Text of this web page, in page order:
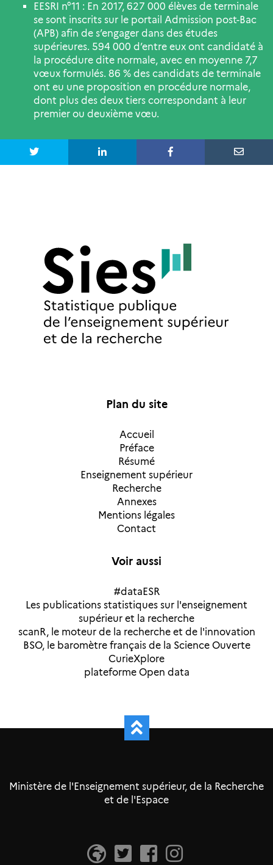
EESRI n°11 : En 2017, 627 000 élèves de terminale
se sont inscrits sur le portail Admission post-Bac
(APB) afin de s’engager dans des études
supérieures. 594 000 d’entre eux ont candidaté à
la procédure dite normale, avec en moyenne 7,7
vœux formulés. 86 % des candidats de terminale
ont eu une proposition en procédure normale,
dont plus des deux tiers correspondant à leur
premier ou deuxième vœu.
Plan du site
Accueil
Préface
Résumé
Enseignement supérieur
Recherche
Annexes
Mentions légales
Contact
Voir aussi
#dataESR
Les publications statistiques sur l'enseignement
supérieur et la recherche
scanR, le moteur de la recherche et de l'innovation
BSO, le baromètre français de la Science Ouverte
CurieXplore
plateforme Open data
Ministère de l'Enseignement supérieur, de la Recherche
et de l'Espace